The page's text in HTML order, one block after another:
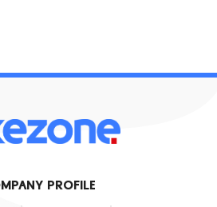
PROFILE